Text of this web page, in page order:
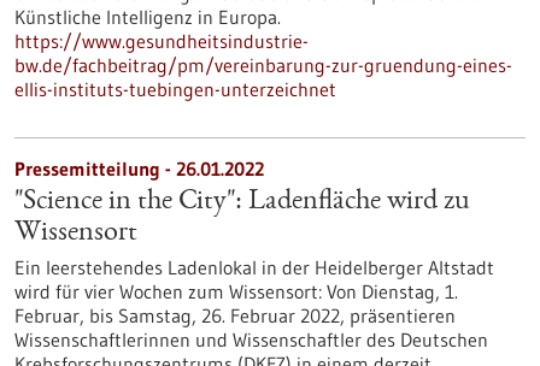
Künstliche Intelligenz in Europa.
https://www.gesundheitsindustrie-
bw.de/fachbeitrag/pm/vereinbarung-zur-gruendung-eines-
ellis-instituts-tuebingen-unterzeichnet
Pressemitteilung - 26.01.2022
"Science in the City": Ladenfläche wird zu
Wissensort
Ein leerstehendes Ladenlokal in der Heidelberger Altstadt
wird für vier Wochen zum Wissensort: Von Dienstag, 1.
Februar, bis Samstag, 26. Februar 2022, präsentieren
Wissenschaftlerinnen und Wissenschaftler des Deutschen